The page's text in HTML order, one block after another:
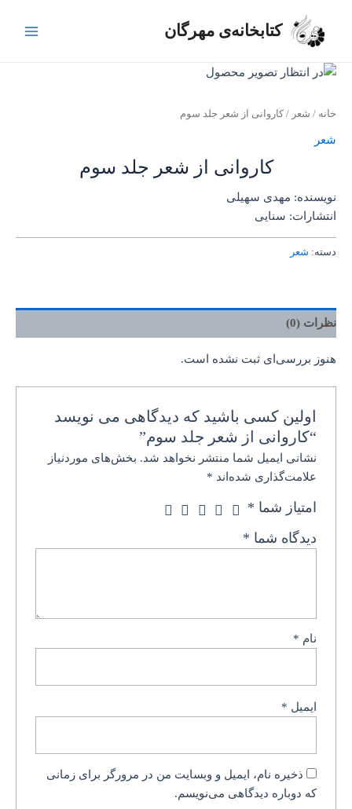
کتابخانه‌ی مهرگان
خانه / شعر / کاروانی از شعر جلد سوم
شعر
کاروانی از شعر جلد سوم
نویسنده: مهدی سهیلی
انتشارات: سنایی
دسته: شعر
نظرات (0)
هنوز بررسی‌ای ثبت نشده است.
اولین کسی باشید که دیدگاهی می نویسد
“کاروانی از شعر جلد سوم”
نشانی ایمیل شما منتشر نخواهد شد. بخش‌های موردنیاز
علامت‌گذاری شده‌اند *
امتیاز شما *
دیدگاه شما *
نام *
ایمیل *
ذخیره نام، ایمیل و وبسایت من در مرورگر برای زمانی
که دوباره دیدگاهی می‌نویسم.